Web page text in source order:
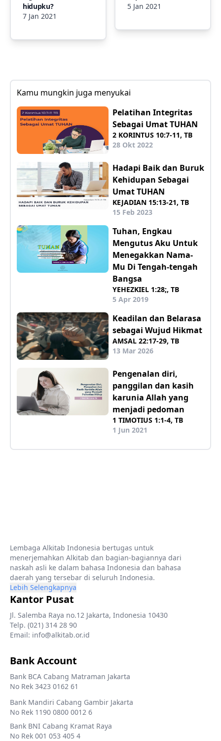
hidupku?
7 Jan 2021
5 Jan 2021
Kamu mungkin juga menyukai
Pelatihan Integritas
Sebagai Umat TUHAN
2 KORINTUS 10:7-11, TB
28 Okt 2022
Hadapi Baik dan Buruk
Kehidupan Sebagai
Umat TUHAN
KEJADIAN 15:13-21, TB
15 Feb 2023
Tuhan, Engkau
Mengutus Aku Untuk
Menegakkan Nama-
Mu Di Tengah-tengah
Bangsa
YEHEZKIEL 1:28;, TB
5 Apr 2019
Keadilan dan Belarasa
sebagai Wujud Hikmat
AMSAL 22:17-29, TB
13 Mar 2026
Pengenalan diri,
panggilan dan kasih
karunia Allah yang
menjadi pedoman
1 TIMOTIUS 1:1-4, TB
1 Jun 2021
Lembaga Alkitab Indonesia bertugas untuk
menerjemahkan Alkitab dan bagian-bagiannya dari
naskah asli ke dalam bahasa Indonesia dan bahasa
daerah yang tersebar di seluruh Indonesia.
Lebih Selengkapnya
Kantor Pusat
Jl. Salemba Raya no.12 Jakarta, Indonesia 10430
Telp. (021) 314 28 90
Email: info@alkitab.or.id
Bank Account
Bank BCA Cabang Matraman Jakarta
No Rek 3423 0162 61
Bank Mandiri Cabang Gambir Jakarta
No Rek 1190 0800 0012 6
Bank BNI Cabang Kramat Raya
No Rek 001 053 405 4